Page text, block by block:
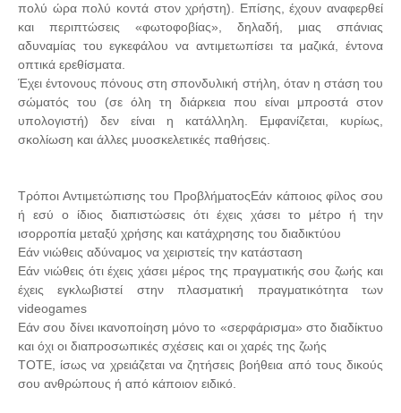
πολύ ώρα πολύ κοντά στον χρήστη). Επίσης, έχουν αναφερθεί
και περιπτώσεις «φωτοφοβίας», δηλαδή, μιας σπάνιας
αδυναμίας του εγκεφάλου να αντιμετωπίσει τα μαζικά, έντονα
οπτικά ερεθίσματα.
Έχει έντονους πόνους στη σπονδυλική στήλη, όταν η στάση του
σώματός του (σε όλη τη διάρκεια που είναι μπροστά στον
υπολογιστή) δεν είναι η κατάλληλη. Εμφανίζεται, κυρίως,
σκολίωση και άλλες μυοσκελετικές παθήσεις.
Τρόποι Αντιμετώπισης του ΠροβλήματοςΕάν κάποιος φίλος σου
ή εσύ ο ίδιος διαπιστώσεις ότι έχεις χάσει το μέτρο ή την
ισορροπία μεταξύ χρήσης και κατάχρησης του διαδικτύου
Εάν νιώθεις αδύναμος να χειριστείς την κατάσταση
Εάν νιώθεις ότι έχεις χάσει μέρος της πραγματικής σου ζωής και
έχεις εγκλωβιστεί στην πλασματική πραγματικότητα των
videogames
Εάν σου δίνει ικανοποίηση μόνο το «σερφάρισμα» στο διαδίκτυο
και όχι οι διαπροσωπικές σχέσεις και οι χαρές της ζωής
ΤΟΤΕ, ίσως να χρειάζεται να ζητήσεις βοήθεια από τους δικούς
σου ανθρώπους ή από κάποιον ειδικό.